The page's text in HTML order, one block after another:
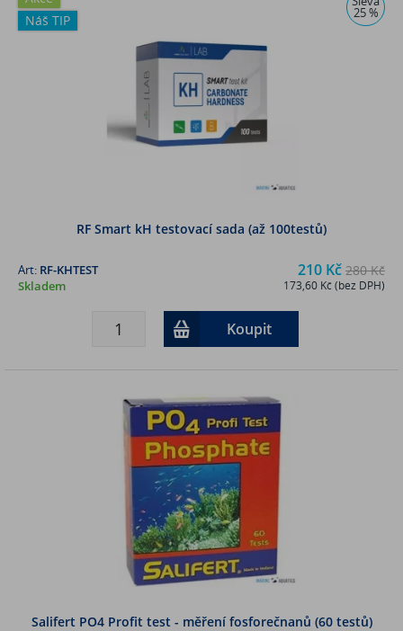
Náš TIP
25 %
RF Smart kH testovací sada (až 100testů)
210 Kč 280 Kč
173,60 Kč (bez DPH)
Art: RF-KHTEST
Skladem
Koupit
Salifert PO4 Profit test - měření fosforečnanů (60 testů)